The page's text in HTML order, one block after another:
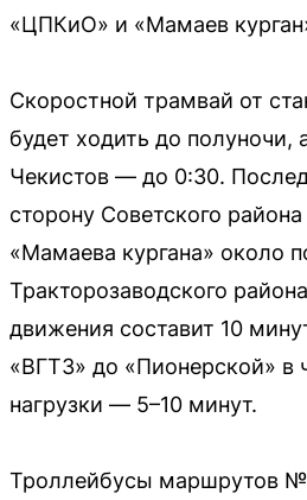
«ЦПКиО» и «Мамаев
Скоростной трамвай от
будет ходить до полуночи,
Чекистов — до 0:30.
сторону Советского района
«Мамаева кургана» около
Тракторозаводского
движения составит 10
«ВГТЗ» до «Пионерской» в
нагрузки — 5–10 минут.
Троллейбусы маршрутов №